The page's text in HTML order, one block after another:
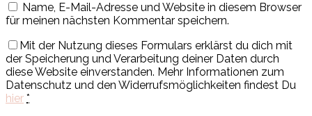
Name, E-Mail-Adresse und Website in diesem Browser
für meinen nächsten Kommentar speichern.
Mit der Nutzung dieses Formulars erklärst du dich mit
der Speicherung und Verarbeitung deiner Daten durch
diese Website einverstanden. Mehr Informationen zum
Datenschutz und den Widerrufsmöglichkeiten findest Du
hier *